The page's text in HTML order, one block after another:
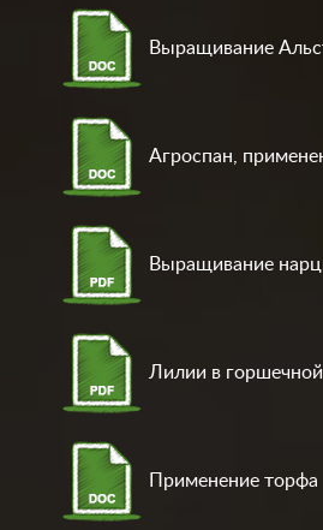
Выращивание
Агроспан,
Выращивание
Лилии в горшечной
Применение торфа